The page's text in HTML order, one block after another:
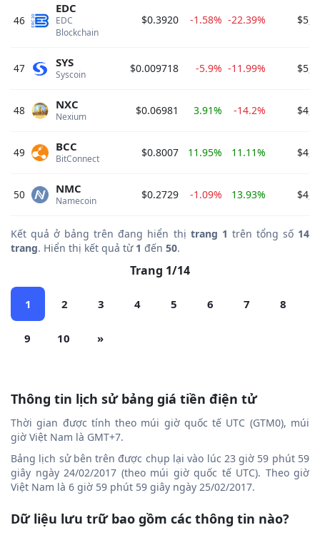
46
EDC
Blockchain
EDC
$0.3920 -1.58% -22.39%
47 Syscoin
SYS $0.009718 -5.9% -11.99%
48 Nexium
NXC $0.06981 3.91% -14.2%
49 BitConnect
BCC $0.8007 11.95% 11.11%
50 Namecoin
NMC $0.2729 -1.09% 13.93%
Kết quả ở bảng trên đang hiển thị trang 1 trên tổng số 14
trang. Hiển thị kết quả từ 1 đến 50.
Trang 1/14
1 2 3 4 5 6 7 8
9 10 »
Thông tin lịch sử bảng giá tiền điện tử
Thời gian được tính theo múi giờ quốc tế UTC (GTM0), múi
giờ Việt Nam là GMT+7.
Bảng lịch sử bên trên được chụp lại vào lúc 23 giờ 59 phút 59
giây ngày 24/02/2017 (theo múi giờ quốc tế UTC). Theo giờ
Việt Nam là 6 giờ 59 phút 59 giây ngày 25/02/2017.
Dữ liệu lưu trữ bao gồm các thông tin nào?